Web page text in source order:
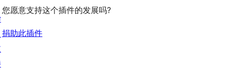
您愿意支持这个插件的发展吗?
捐助此插件